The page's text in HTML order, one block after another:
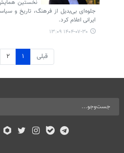
نخستین
جلوه‌ای بی‌بدیل از فرهنگ، تاریخ و
ایرانی اعلام کرد.
۱۴۰۴-۰۷-۳۰ ۱۳:۰۹
قبلی ۱ ۲